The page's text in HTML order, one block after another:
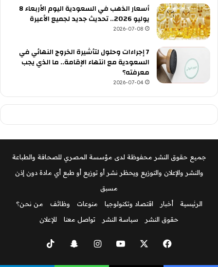
أسعار الذهب في السعودية اليوم الأربعاء 8
يوليو 2026.. تحديث جديد لجميع الأعيرة
2026-07-08
7 إجراءات وحلول لتأشيرة الخروج النهائي في
السعودية مع انتهاء الإقامة.. ما الذي يجب
معرفته؟
2026-07-04
جميع حقوق النشر محفوظة لدى مؤسسة المصري للصحافة والطباعة
والنشر والإعلان والتوزيع ويحظر نشر أو توزيع أو طبع أي مادة دون إذن
مسبق
الرئيسية
أخبار اقتصاد وتكنولوجيا منوعات وظائف
من نحن؟
حقوق النشر
سياسة النشر تواصل معنا للإعلان
فيسبوك ‫YouTubeانستقرامسناب